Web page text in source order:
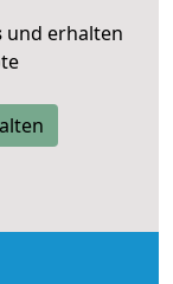
und erhalten